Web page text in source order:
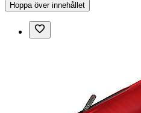
Hoppa över innehållet